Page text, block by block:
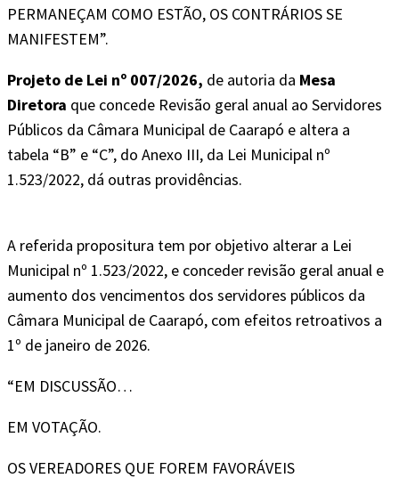
PERMANEÇAM COMO ESTÃO, OS CONTRÁRIOS SE
MANIFESTEM”.
Projeto de Lei nº 007/2026, de autoria da Mesa
Diretora que concede Revisão geral anual ao Servidores
Públicos da Câmara Municipal de Caarapó e altera a
tabela “B” e “C”, do Anexo III, da Lei Municipal nº
1.523/2022, dá outras providências.
A referida propositura tem por objetivo alterar a Lei
Municipal nº 1.523/2022, e conceder revisão geral anual e
aumento dos vencimentos dos servidores públicos da
Câmara Municipal de Caarapó, com efeitos retroativos a
1º de janeiro de 2026.
“EM DISCUSSÃO…
EM VOTAÇÃO.
OS VEREADORES QUE FOREM FAVORÁVEIS